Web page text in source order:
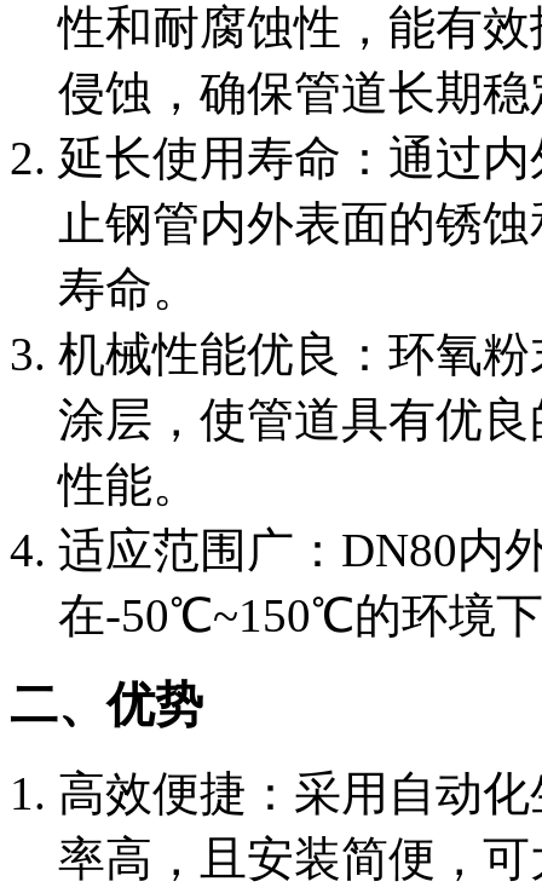
性和耐腐蚀性，能有
侵蚀，确保管道长期
延长使用寿命‌：通过
止钢管内外表面的锈
寿命。
机械性能优良‌：环氧
涂层，使管道具有优
性能。
适应范围广‌：DN80内
在-50℃~150℃的环境
二、优势
高效便捷‌：采用自动
率高，且安装简便，